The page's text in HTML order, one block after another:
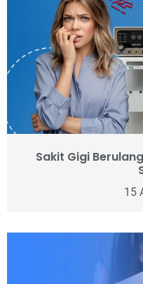
Sakit Gigi
15